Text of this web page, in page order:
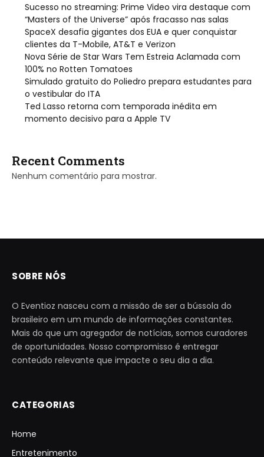
Sucesso no streaming: Prime Video vira destaque com
“Masters of the Universe” após fracasso nas salas
SpaceX desafia gigantes dos EUA e quer conquistar
clientes da T-Mobile, AT&T e Verizon
Nova Série de Star Wars Tem Estreia Aclamada com
100% no Rotten Tomatoes
Simulado gratuito do Poliedro prepara estudantes para
o vestibular do ITA
Ted Lasso retorna com temporada inédita em
momento decisivo para a Apple TV
Recent Comments
Nenhum comentário para mostrar.
SOBRE NÓS
O Eventioz nasceu com a missão de ser a bússola do
brasileiro em um mundo de informações constantes.
Mais do que um agregador de notícias, somos curadores
de oportunidades. Nosso compromisso é entregar
conteúdo relevante que impacte o seu dia a dia.
CATEGORIAS
Home
Entretenimento